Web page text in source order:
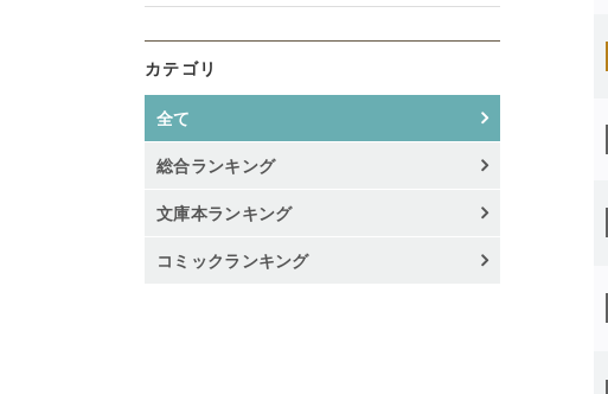
カテゴリ
全て
総合ランキング
文庫本ランキング
コミックランキング